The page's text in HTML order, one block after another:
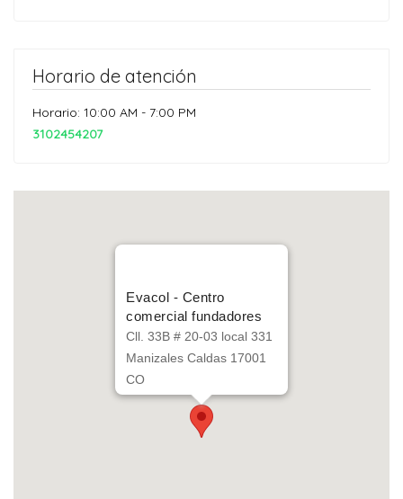
Horario de atención
Horario: 10:00 AM - 7:00 PM
3102454207
Evacol - Centro
comercial fundadores
Cll. 33B # 20-03 local 331
Manizales Caldas 17001
CO